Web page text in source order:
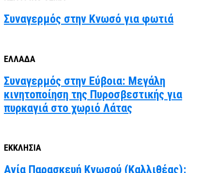
Συναγερμός στην Κνωσό για φωτιά
ΕΛΛΑΔΑ
Συναγερμός στην Εύβοια: Μεγάλη
κινητοποίηση της Πυροσβεστικής για
πυρκαγιά στο χωριό Λάτας
ΕΚΚΛΗΣΙΑ
Αγία Παρασκευή Κνωσού (Καλλιθέας):